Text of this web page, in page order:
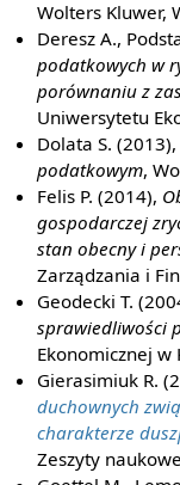
Wolters Kluwer,
Deresz A.,
podatkowych w
porównaniu z
Uniwersytetu
Dolata S.
podatkowym,
Felis P. (2014),
gospodarczej
stan obecny i
Zarządzania i
Geodecki T.
sprawiedliwości
Ekonomicznej w
Gierasimiuk R.
duchownych
charakterze
Zeszyty